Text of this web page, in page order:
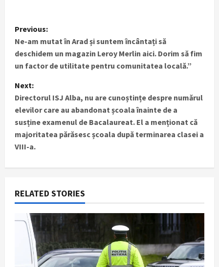
P
o
s
t
n
a
v
i
g
Previous:
Ne-am mutat în Arad și suntem încântați să
deschidem un magazin Leroy Merlin aici. Dorim să fim
un factor de utilitate pentru comunitatea locală.”
Next:
Directorul ISJ Alba, nu are cunoștințe despre numărul
elevilor care au abandonat școala înainte de a
susține examenul de Bacalaureat. El a menționat că
majoritatea părăsesc școala după terminarea clasei a
VIII-a.
RELATED STORIES